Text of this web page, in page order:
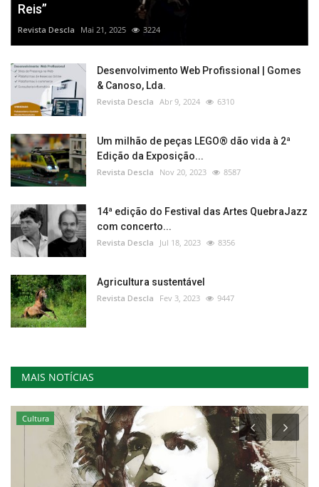
Reis”
Revista Descla Mai 21, 2025 3224
Desenvolvimento Web Profissional | Gomes
& Canoso, Lda.
Revista Descla Abr 9, 2024 6310
Um milhão de peças LEGO® dão vida à 2ª
Edição da Exposição...
Revista Descla Nov 20, 2023 8587
14ª edição do Festival das Artes QuebraJazz
com concerto...
Revista Descla Jul 18, 2023 8356
Agricultura sustentável
Revista Descla Fev 3, 2023 9447
MAIS NOTÍCIAS
Cultura